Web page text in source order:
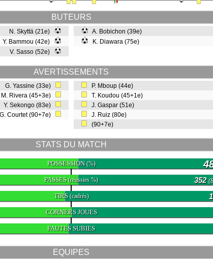
BUTEURS
N. Skyttä (21e)
Y. Bammou (42e)
V. Sasso (52e)
A. Bobichon (39e)
K. Diawara (75e)
AVERTISSEMENTS
G. Yassine (33e)
M. Rivera (45+3e)
Y. Sekongo (83e)
G. Courtet (90+7e)
P. Mboup (44e)
T. Koudou (45+1e)
J. Gaspar (51e)
J. Ruiz (80e)
(90+7e)
STATS DU MATCH
POSSESSION(%)
PASSES(réussies %) 352
TIRS(cadrés)
CORNERS JOUES
FAUTES SUBIES
EQUIPES